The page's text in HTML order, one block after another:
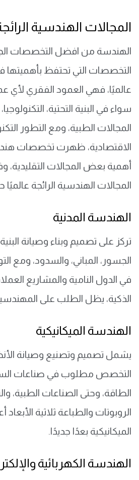
المجالات الهندسية
الهندسة من افضل التخصصات
التخصصات التي تحتفظ
عالميًا، فهي العمود الفقري لأي
سواء في البنية التحتية،
المجالات الطبية، ومع التطور
الاقتصادية، ظهرت تخصصات
أهمية بعض المجالات التقليدية،
المجالات الهندسية الرائجة عالميًا
الهندسة المدنية
تركز على تصميم وبناء وصيانة
الجسور، المباني، والسدود، ومع
في الدول النامية والمشاريع
الذكية، يظل الطلب على
الهندسة الميكانيكية
يشمل تصميم وتصنيع وصيانة
التخصص مطلوب في صناعات
الطاقة، وحتى الصناعات الطبية،
الروبوتات والطباعة ثلاثية
الميكانيكية بعدًا جديدًا.
الهندسة الكهربائية